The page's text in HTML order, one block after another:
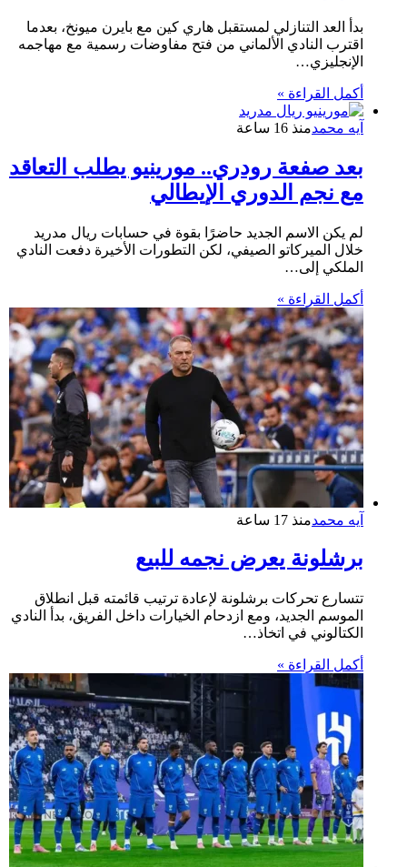
بدأ العد التنازلي لمستقبل هاري كين مع بايرن ميونخ، بعدما
اقترب النادي الألماني من فتح مفاوضات رسمية مع مهاجمه
الإنجليزي…
أكمل القراءة »
آيه محمدمنذ 16 ساعة
بعد صفعة رودري.. مورينيو يطلب التعاقد
مع نجم الدوري الإيطالي
لم يكن الاسم الجديد حاضرًا بقوة في حسابات ريال مدريد
خلال الميركاتو الصيفي، لكن التطورات الأخيرة دفعت النادي
الملكي إلى…
أكمل القراءة »
آيه محمدمنذ 17 ساعة
برشلونة يعرض نجمه للبيع
تتسارع تحركات برشلونة لإعادة ترتيب قائمته قبل انطلاق
الموسم الجديد، ومع ازدحام الخيارات داخل الفريق، بدأ النادي
الكتالوني في اتخاذ…
أكمل القراءة »